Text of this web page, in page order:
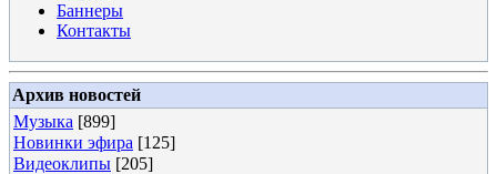
Баннеры
Контакты
Архив новостей
Музыка [899]
Новинки эфира [125]
Видеоклипы [205]